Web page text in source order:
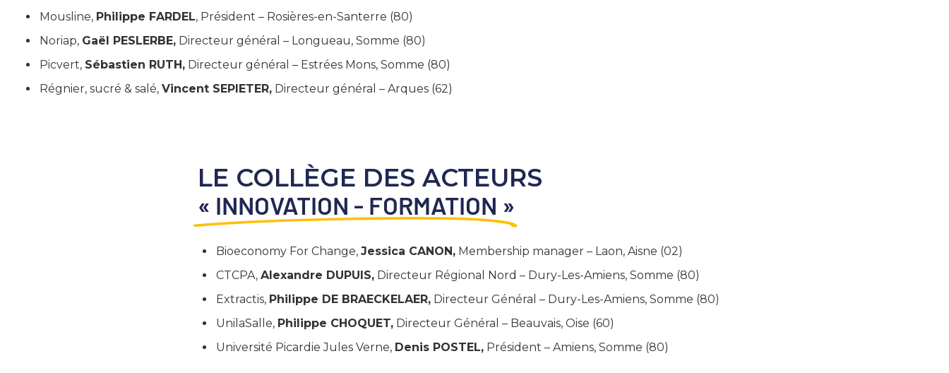
Mousline, Philippe FARDEL, Président – Rosières-en-Santerre (80)
Noriap, Gaël PESLERBE, Directeur général – Longueau, Somme (80)
Picvert, Sébastien RUTH, Directeur général – Estrées Mons, Somme (80)
Régnier, sucré & salé, Vincent SEPIETER, Directeur général – Arques (62)
LE COLLÈGE DES ACTEURS
« INNOVATION - FORMATION »
Bioeconomy For Change, Jessica CANON, Membership manager – Laon, Aisne (02)
CTCPA, Alexandre DUPUIS, Directeur Régional Nord – Dury-Les-Amiens, Somme (80)
Extractis, Philippe DE BRAECKELAER, Directeur Général – Dury-Les-Amiens, Somme (80)
UnilaSalle, Philippe CHOQUET, Directeur Général – Beauvais, Oise (60)
Université Picardie Jules Verne, Denis POSTEL, Président – Amiens, Somme (80)